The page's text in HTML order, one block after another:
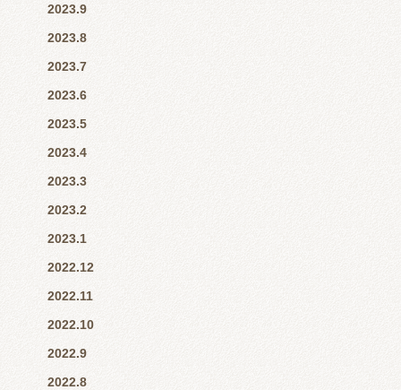
2023.9
2023.8
2023.7
2023.6
2023.5
2023.4
2023.3
2023.2
2023.1
2022.12
2022.11
2022.10
2022.9
2022.8